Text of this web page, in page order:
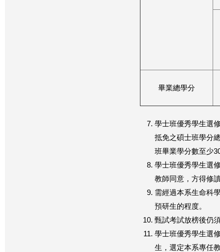
畢業總學分
學士班優秀學生選
抵免之碩士班學分
班畢業學分數至少
學士班優秀學生選
教師同意，方得修
需經過本系生命科
預研生的程度。
甄試考試放榜後仍
學士班優秀學生選
生，選定本系專任